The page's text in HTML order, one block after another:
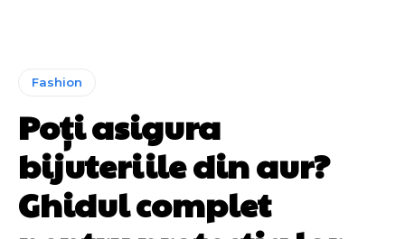
Fashion
Poți asigura
bijuteriile din aur?
Ghidul complet